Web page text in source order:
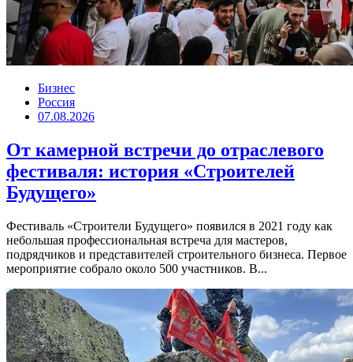
Бизнес
Россия
07.08.2026
От камерной встречи до отраслевого
фестиваля: история «Строителей
Будущего»
Фестиваль «Строители Будущего» появился в 2021 году как
небольшая профессиональная встреча для мастеров,
подрядчиков и представителей строительного бизнеса. Первое
мероприятие собрало около 500 участников. В...